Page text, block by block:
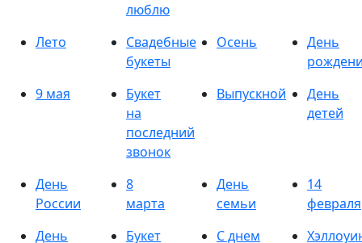
люблю
Лето
Свадебные
букеты
Осень
День
9 мая
Букет
на
последний
звонок
Выпускной
День
детей
День
России
8
марта
День
семьи
14
февраля
День
Букет
С днем